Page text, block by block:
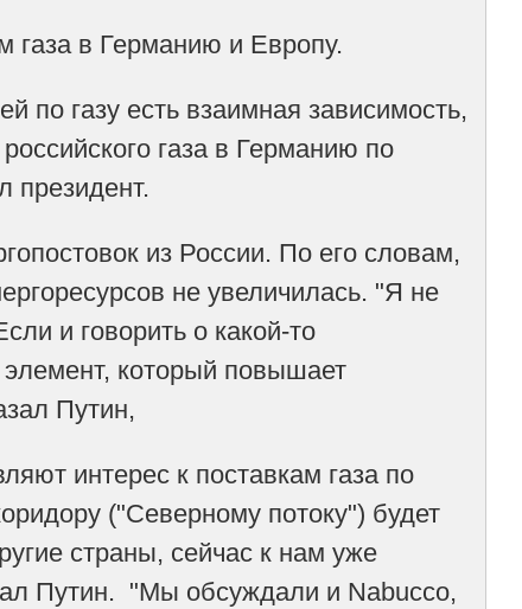
газа в Германию и Европу.
по газу есть взаимная зависимость,
газа в Германию по
президент.
из России. По его словам,
не увеличилась. "Я не
и говорить о какой-то
элемент, который повышает
Путин,
интерес к поставкам газа по
("Северному потоку") будет
страны, сейчас к нам уже
Путин. "Мы обсуждали и Nabucco,